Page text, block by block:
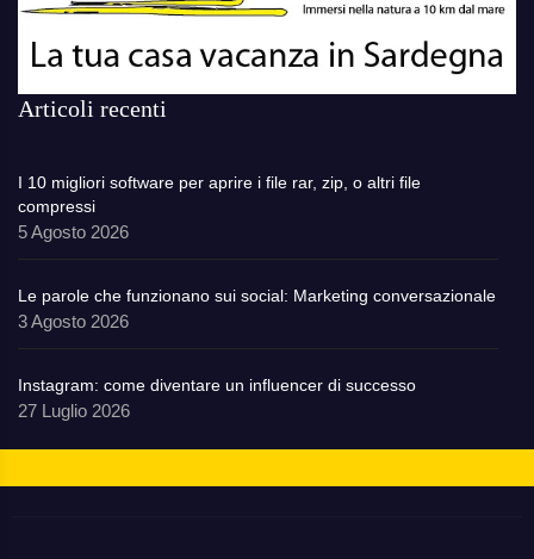
Articoli recenti
I 10 migliori software per aprire i file rar, zip, o altri file
compressi
5 Agosto 2026
Le parole che funzionano sui social: Marketing conversazionale
3 Agosto 2026
Instagram: come diventare un influencer di successo
27 Luglio 2026